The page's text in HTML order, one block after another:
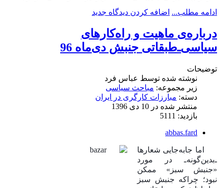
ادامه مطلب... اضافه کردن دیدگاه جدید
درباره‌ی ماهیت و راه‌کارهای
سیاسی‌ـ‌طبقاتی جنبش دی‌ماه 96
توضیحات
نوشته شده توسط عباس فرد
زیر مجموعه: مباحث سیاسی
دسته: مبارزات کارگری در ایران
منتشر شده در 10 دی 1396
بازدید: 5111
abbas.fard
اما جابه‌جایی شعارها
ـ‌بدین‌گونه‌ـ در مورد
«جنبش سبز» ممکن
نبود؛ چراکه جنبش سبز